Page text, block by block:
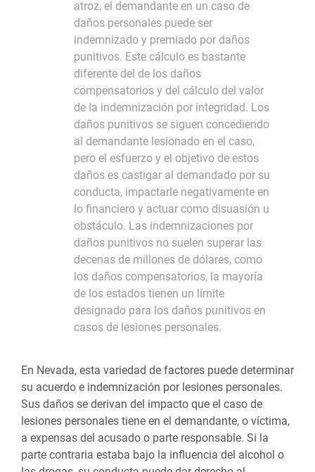
atroz, el demandante en un caso de
daños personales puede ser
indemnizado y premiado por daños
punitivos. Este cálculo es bastante
diferente del de los daños
compensatorios y del cálculo del valor
de la indemnización por integridad. Los
daños punitivos se siguen concediendo
al demandante lesionado en el caso,
pero el esfuerzo y el objetivo de estos
daños es castigar al demandado por su
conducta, impactarle negativamente en
lo financiero y actuar como disuasión u
obstáculo. Las indemnizaciones por
daños punitivos no suelen superar las
decenas de millones de dólares, como
los daños compensatorios, la mayoría
de los estados tienen un límite
designado para los daños punitivos en
casos de lesiones personales.
En Nevada, esta variedad de factores puede determinar
su acuerdo e indemnización por lesiones personales.
Sus daños se derivan del impacto que el caso de
lesiones personales tiene en el demandante, o víctima,
a expensas del acusado o parte responsable. Si la
parte contraria estaba bajo la influencia del alcohol o